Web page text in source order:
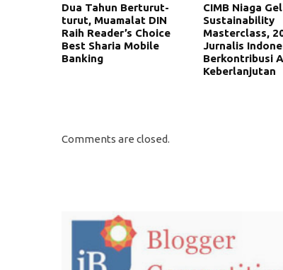
Dua Tahun Berturut-
turut, Muamalat DIN
Raih Reader’s Choice
Best Sharia Mobile
Banking
CIMB Niaga
Sustainability
Masterclass,
Jurnalis
Berkontribusi
Keberlanjutan
Comments are closed.